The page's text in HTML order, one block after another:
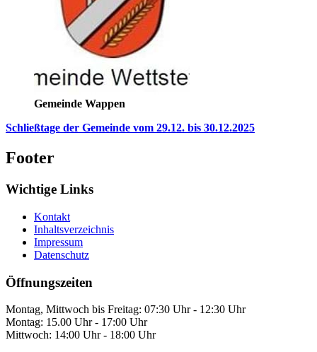
Gemeinde Wappen
Schließtage der Gemeinde vom 29.12. bis 30.12.2025
Footer
Wichtige Links
Kontakt
Inhaltsverzeichnis
Impressum
Datenschutz
Öffnungszeiten
Montag, Mittwoch bis Freitag: 07:30 Uhr - 12:30 Uhr
Montag: 15.00 Uhr - 17:00 Uhr
Mittwoch: 14:00 Uhr - 18:00 Uhr